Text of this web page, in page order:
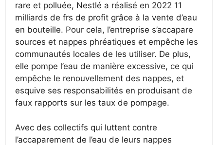
rare et polluée, Nestlé a réalisé en 2022 11
milliards de frs de profit grâce à la vente d’eau
en bouteille. Pour cela, l’entreprise s’accapare
sources et nappes phréatiques et empêche les
communautés locales de les utiliser. De plus,
elle pompe l’eau de manière excessive, ce qui
empêche le renouvellement des nappes, et
esquive ses responsabilités en produisant de
faux rapports sur les taux de pompage.
Avec des collectifs qui luttent contre
l’accaparement de l’eau de leurs nappes